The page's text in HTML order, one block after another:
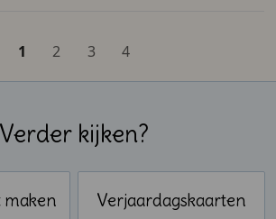
1 2 3 4
Verder kijken?
maken Verjaardagskaarten